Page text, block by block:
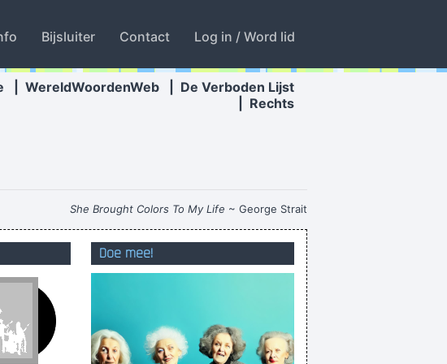
Bijsluiter Contact Log in / Word lid
WereldWoordenWeb
De Verboden Lijst
Rechts
She Brought Colors To My Life ~ George Strait
de tandarts trekt het niet meer aan
is dagelijks rukken schadelijk?
we gaan -toegegeven- bijzonder amateuristisch te werk!
avond ging worden, en dat werd het ook: ik kreeg diarree
de media van FC Groningen zijn comeback kond gedaan
achterdochtig van worden en we hebben een verhaal.
Doe mee!